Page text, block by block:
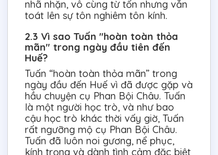
nhã nhặn, vô cùng từ tốn nhưng vẫn
toát lên sự tôn nghiêm tôn kính.
2.3 Vì sao Tuấn "hoàn toàn thỏa
mãn" trong ngày đầu tiên đến
Huế?
Tuấn “hoàn toàn thỏa mãn” trong
ngày đầu đến Huế vì đã được gặp và
hầu chuyện cụ Phan Bội Châu. Tuấn
là một người học trò, và như bao
cậu học trò khác thời vấy giờ, Tuấn
rất ngưỡng mộ cụ Phan Bội Châu.
Tuấn đã luôn noi gương, nể phục,
kính trọng và dành tình cảm đặc biệt